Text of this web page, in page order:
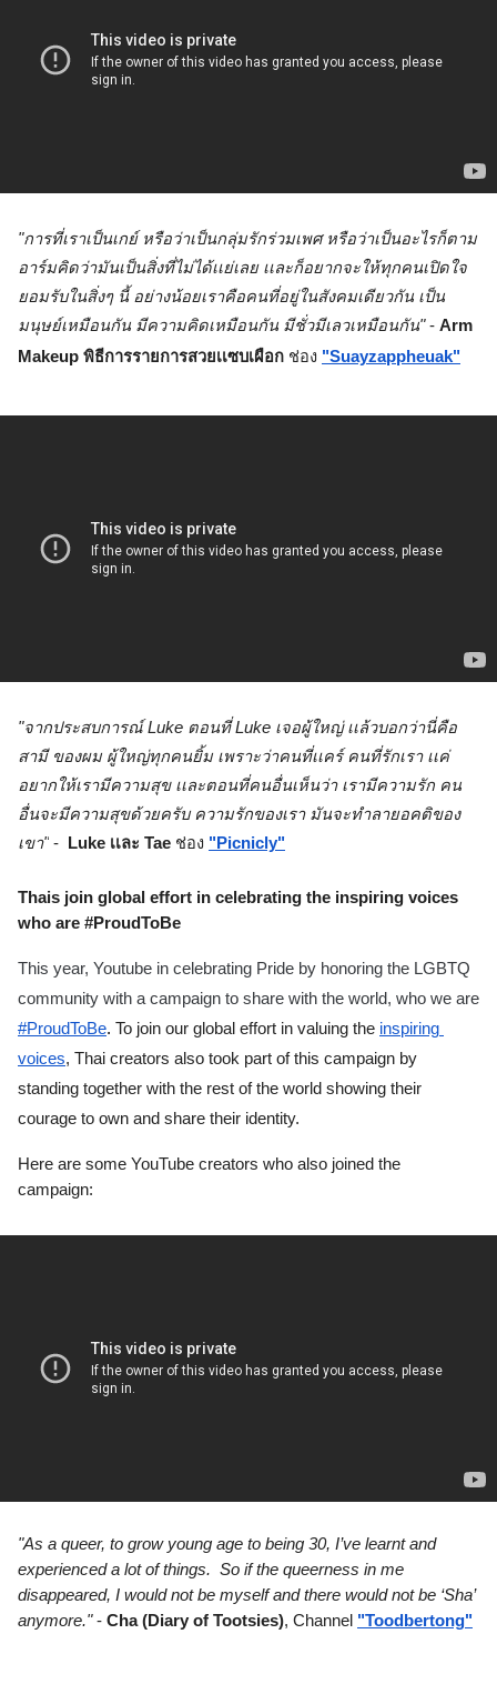
"การที่เราเป็นเกย์ หรือว่าเป็นกลุ่มรักร่วมเพศ หรือว่าเป็นอะไรก็ตาม
อาร์มคิดว่ามันเป็นสิ่งที่ไม่ได้เเย่เลย เเละก็อยากจะให้ทุกคนเปิดใจ
ยอมรับในสิ่งๆ นี้ อย่างน้อยเราคือคนที่อยู่ในสังคมเดียวกัน เป็น
มนุษย์เหมือนกัน มีความคิดเหมือนกัน มีชั่วมีเลวเหมือนกัน" - Arm
Makeup พิธีการรายการสวยเเซบเผือก ช่อง "Suayzappheuak"
"จากประสบการณ์ Luke ตอนที่ Luke เจอผู้ใหญ่ เเล้วบอกว่านี่คือ
สามี ของผม ผู้ใหญ่ทุกคนยิ้ม เพราะว่าคนที่เเคร์ คนที่รักเรา เเค่
อยากให้เรามีความสุข เเละตอนที่คนอื่นเห็นว่า เรามีความรัก คน
อื่นจะมีความสุขด้วยครับ ความรักของเรา มันจะทำลายอคติของ
เขา" - Luke เเละ Tae ช่อง "Picnicly"
Thais join global effort in celebrating the inspiring voices
who are #ProudToBe
This year, Youtube in celebrating Pride by honoring the LGBTQ
community with a campaign to share with the world, who we are
#ProudToBe. To join our global effort in valuing the inspiring
voices, Thai creators also took part of this campaign by
standing together with the rest of the world showing their
courage to own and share their identity.
Here are some YouTube creators who also joined the
campaign:
"As a queer, to grow young age to being 30, I’ve learnt and
experienced a lot of things.  So if the queerness in me
disappeared, I would not be myself and there would not be ‘Sha’
anymore." - Cha (Diary of Tootsies), Channel "Toodbertong"